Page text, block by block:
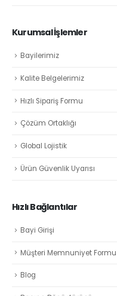
Kurumsal İşlemler
Bayilerimiz
Kalite Belgelerimiz
Hızlı Sipariş Formu
Çözüm Ortaklığı
Global Lojistik
Ürün Güvenlik Uyarısı
Hızlı Bağlantılar
Bayi Girişi
Müşteri Memnuniyet Formu
Blog